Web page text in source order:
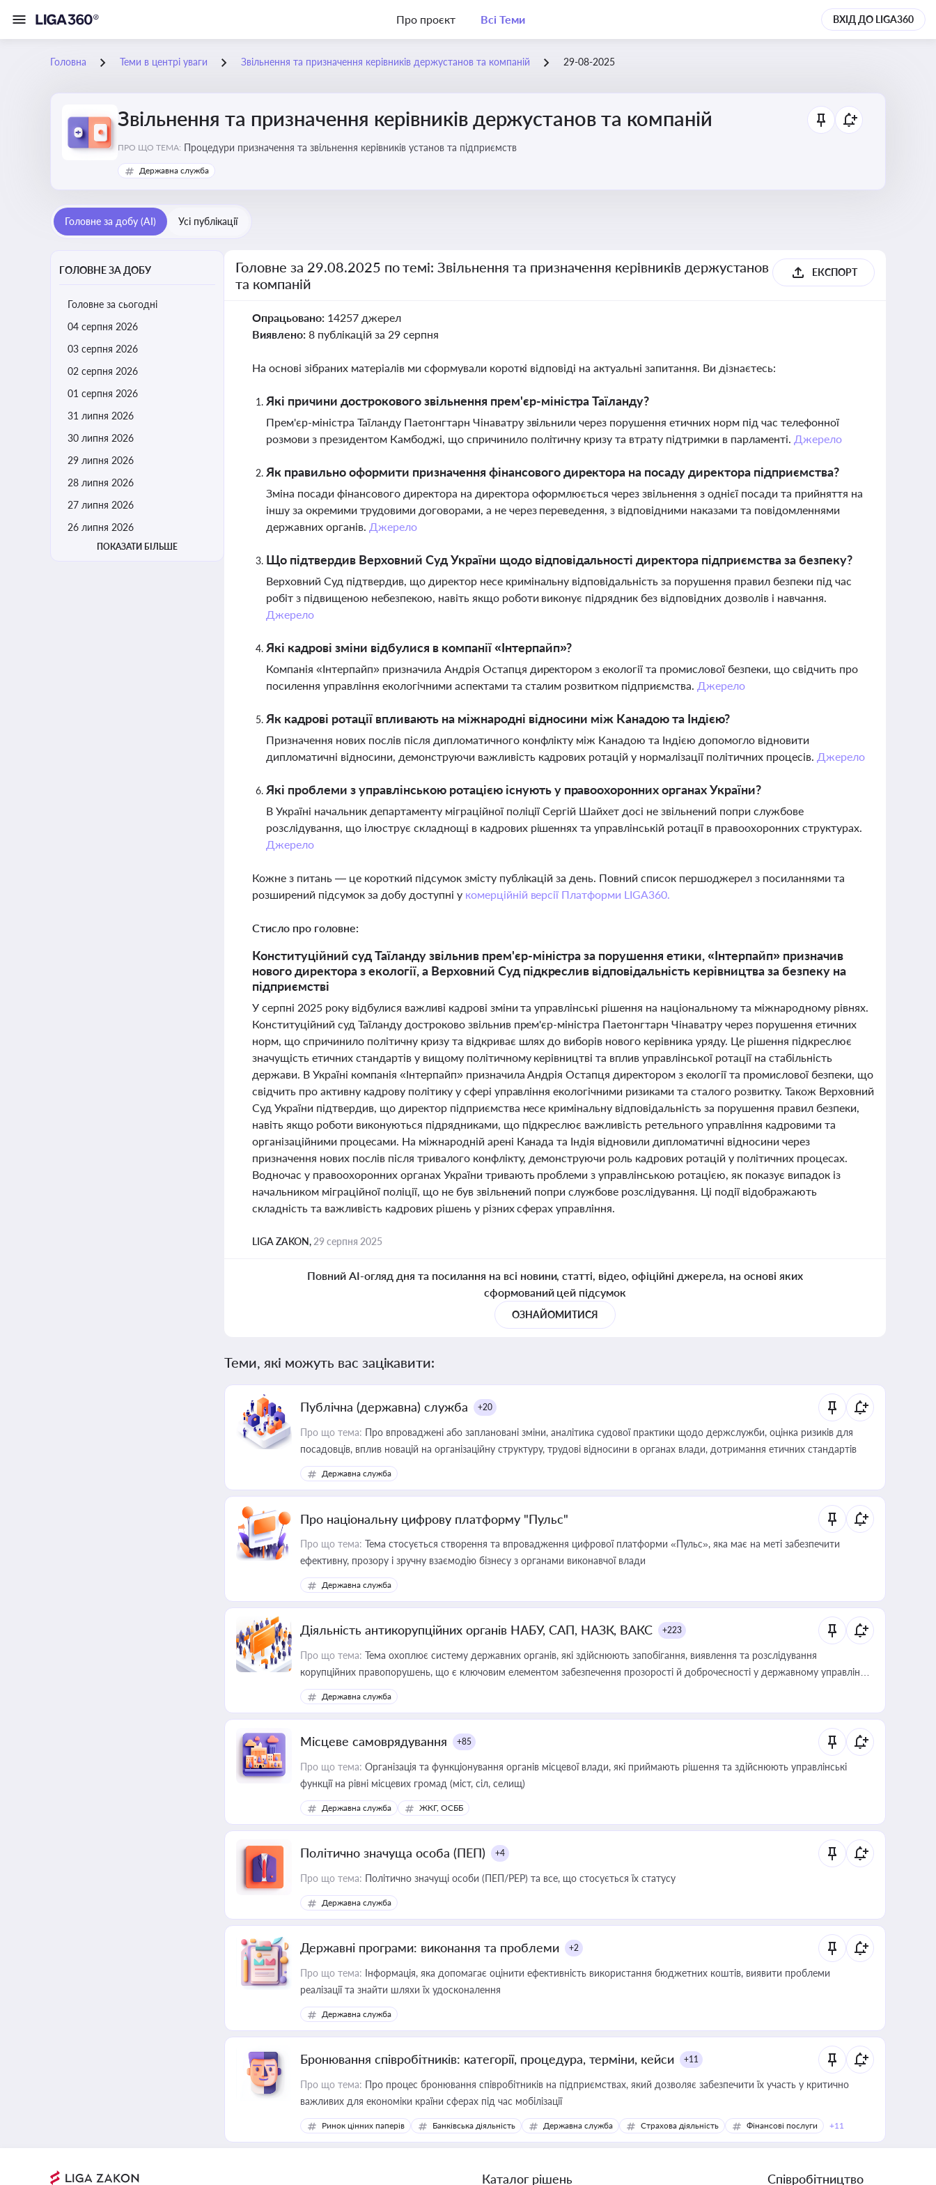
Про проєкт Всі Теми ВХІД ДО LIGA360
Головна Теми в центрі уваги Звільнення та призначення керівників держустанов та компаній 29-08-2025
Звільнення та призначення керівників держустанов та компаній
ПРО ЩО ТЕМА: Процедури призначення та звільнення керівників установ та підприємств
Державна служба
Головне за добу (AI) Усі публікації
ГОЛОВНЕ ЗА ДОБУ
Головне за сьогодні
04 серпня 2026
03 серпня 2026
02 серпня 2026
01 серпня 2026
31 липня 2026
30 липня 2026
29 липня 2026
28 липня 2026
27 липня 2026
26 липня 2026
ПОКАЗАТИ БІЛЬШЕ
Головне за 29.08.2025 по темі: Звільнення та призначення керівників держустанов
та компаній
ЕКСПОРТ
Опрацьовано: 14257 джерел
Виявлено: 8 публікацій за 29 серпня
На основі зібраних матеріалів ми сформували короткі відповіді на актуальні запитання. Ви дізнаєтесь:
Які причини дострокового звільнення прем'єр-міністра Таїланду?
Прем'єр-міністра Таїланду Паетонгтарн Чінаватру звільнили через порушення етичних норм під час телефонної
розмови з президентом Камбоджі, що спричинило політичну кризу та втрату підтримки в парламенті. Джерело
Як правильно оформити призначення фінансового директора на посаду директора підприємства?
Зміна посади фінансового директора на директора оформлюється через звільнення з однієї посади та прийняття на
іншу за окремими трудовими договорами, а не через переведення, з відповідними наказами та повідомленнями
державних органів. Джерело
Що підтвердив Верховний Суд України щодо відповідальності директора підприємства за безпеку?
Верховний Суд підтвердив, що директор несе кримінальну відповідальність за порушення правил безпеки під час
робіт з підвищеною небезпекою, навіть якщо роботи виконує підрядник без відповідних дозволів і навчання.
Джерело
Які кадрові зміни відбулися в компанії «Інтерпайп»?
Компанія «Інтерпайп» призначила Андрія Остапця директором з екології та промислової безпеки, що свідчить про
посилення управління екологічними аспектами та сталим розвитком підприємства. Джерело
Як кадрові ротації впливають на міжнародні відносини між Канадою та Індією?
Призначення нових послів після дипломатичного конфлікту між Канадою та Індією допомогло відновити
дипломатичні відносини, демонструючи важливість кадрових ротацій у нормалізації політичних процесів. Джерело
Які проблеми з управлінською ротацією існують у правоохоронних органах України?
В Україні начальник департаменту міграційної поліції Сергій Шайхет досі не звільнений попри службове
розслідування, що ілюструє складнощі в кадрових рішеннях та управлінській ротації в правоохоронних структурах.
Джерело
Кожне з питань — це короткий підсумок змісту публікацій за день. Повний список першоджерел з посиланнями та
розширений підсумок за добу доступні у комерційній версії Платформи LIGA360.
Стисло про головне:
Конституційний суд Таїланду звільнив прем'єр-міністра за порушення етики, «Інтерпайп» призначив
нового директора з екології, а Верховний Суд підкреслив відповідальність керівництва за безпеку на
підприємстві
У серпні 2025 року відбулися важливі кадрові зміни та управлінські рішення на національному та міжнародному рівнях.
Конституційний суд Таїланду достроково звільнив прем'єр-міністра Паетонгтарн Чінаватру через порушення етичних
норм, що спричинило політичну кризу та відкриває шлях до виборів нового керівника уряду. Це рішення підкреслює
значущість етичних стандартів у вищому політичному керівництві та вплив управлінської ротації на стабільність
держави. В Україні компанія «Інтерпайп» призначила Андрія Остапця директором з екології та промислової безпеки, що
свідчить про активну кадрову політику у сфері управління екологічними ризиками та сталого розвитку. Також Верховний
Суд України підтвердив, що директор підприємства несе кримінальну відповідальність за порушення правил безпеки,
навіть якщо роботи виконуються підрядниками, що підкреслює важливість ретельного управління кадровими та
організаційними процесами. На міжнародній арені Канада та Індія відновили дипломатичні відносини через
призначення нових послів після тривалого конфлікту, демонструючи роль кадрових ротацій у політичних процесах.
Водночас у правоохоронних органах України тривають проблеми з управлінською ротацією, як показує випадок із
начальником міграційної поліції, що не був звільнений попри службове розслідування. Ці події відображають
складність та важливість кадрових рішень у різних сферах управління.
LIGA ZAKON, 29 серпня 2025
Повний AI-огляд дня та посилання на всі новини, статті, відео, офіційні джерела, на основі яких
сформований цей підсумок
ОЗНАЙОМИТИСЯ
Теми, які можуть вас зацікавити:
Публічна (державна) служба +20
Про що тема: Про впроваджені або заплановані зміни, аналітика судової практики щодо держслужби, оцінка ризиків для
посадовців, вплив новацій на організаційну структуру, трудові відносини в органах влади, дотримання етичних стандартів
Державна служба
Про національну цифрову платформу "Пульс"
Про що тема: Тема стосується створення та впровадження цифрової платформи «Пульс», яка має на меті забезпечити
ефективну, прозору і зручну взаємодію бізнесу з органами виконавчої влади
Державна служба
Діяльність антикорупційних органів НАБУ, САП, НАЗК, ВАКС +223
Про що тема: Тема охоплює систему державних органів, які здійснюють запобігання, виявлення та розслідування
корупційних правопорушень, що є ключовим елементом забезпечення прозорості й доброчесності у державному управлінні
та бізнесі
Державна служба
Місцеве самоврядування +85
Про що тема: Організація та функціонування органів місцевої влади, які приймають рішення та здійснюють управлінські
функції на рівні місцевих громад (міст, сіл, селищ)
Державна служба ЖКГ, ОСББ
Політично значуща особа (ПЕП) +4
Про що тема: Політично значущі особи (ПЕП/PEP) та все, що стосується їх статусу
Державна служба
Державні програми: виконання та проблеми +2
Про що тема: Інформація, яка допомагає оцінити ефективність використання бюджетних коштів, виявити проблеми
реалізації та знайти шляхи їх удосконалення
Державна служба
Бронювання співробітників: категорії, процедура, терміни, кейси +11
Про що тема: Про процес бронювання співробітників на підприємствах, який дозволяє забезпечити їх участь у критично
важливих для економіки країни сферах під час мобілізації
Ринок цінних паперів Банківська діяльність Державна служба Страхова діяльність Фінансові послуги +11
Каталог рішень Співробітництво